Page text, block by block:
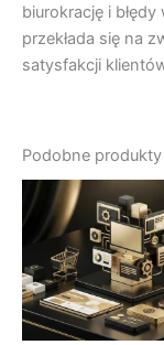
biurokrację i
przekłada się na
satysfakcji
Podobne produkty